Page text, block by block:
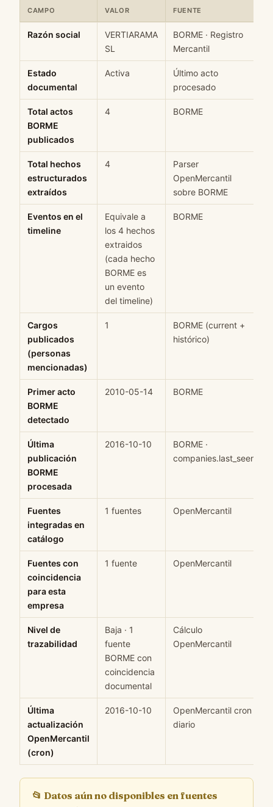
CAMPO VALOR FUENTE
Razón social
VERTIARAMA
SL
BORME · Registro
Mercantil
Estado
documental
Activa
Último acto
procesado
Total actos
BORME
publicados
4 BORME
Total hechos
estructurados
extraídos
4
Parser
OpenMercantil
sobre BORME
Eventos en el
timeline
Equivale a
los 4 hechos
extraidos
(cada hecho
BORME es
un evento
del timeline)
BORME
Cargos
publicados
(personas
mencionadas)
1
BORME (current +
histórico)
Primer acto
BORME
detectado
2010-05-14 BORME
Última
publicación
BORME
procesada
2016-10-10
BORME ·
companies.last_seen
Fuentes
integradas en
catálogo
1 fuentes OpenMercantil
Fuentes con
coincidencia
para esta
empresa
1 fuente OpenMercantil
Nivel de
trazabilidad
Baja · 1
fuente
BORME con
coincidencia
documental
Cálculo
OpenMercantil
Última
actualización
OpenMercantil
(cron)
2016-10-10
OpenMercantil cron
diario
📂 Datos aún no disponibles en fuentes